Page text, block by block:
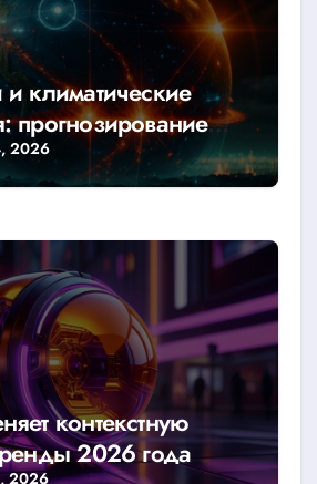
климатические
прогнозирование
2026
контекстную
2026 года
2026